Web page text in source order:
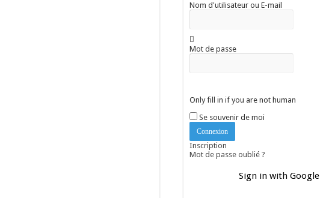
Nom d'utilisateur ou E-mail
Mot de passe
Only fill in if you are not human
Se souvenir de moi
Inscription
Mot de passe oublié ?
Sign in with Google